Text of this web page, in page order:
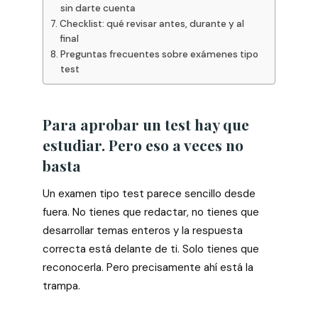
sin darte cuenta
Checklist: qué revisar antes, durante y al
final
Preguntas frecuentes sobre exámenes tipo
test
Para aprobar un test hay que
estudiar. Pero eso a veces no
basta
Un examen tipo test parece sencillo desde
fuera. No tienes que redactar, no tienes que
desarrollar temas enteros y la respuesta
correcta está delante de ti. Solo tienes que
reconocerla. Pero precisamente ahí está la
trampa.